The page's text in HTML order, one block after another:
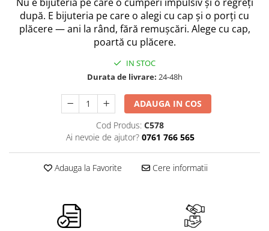
după. E bijuteria pe care o alegi cu cap și o porți cu
plăcere — ani la rând, fără remușcări. Alege cu cap,
poartă cu plăcere.
IN STOC
Durata de livrare: 24-48h
ADAUGA IN COS
Cod Produs: C578
Ai nevoie de ajutor? 0761 766 565
Adauga la Favorite Cere informatii